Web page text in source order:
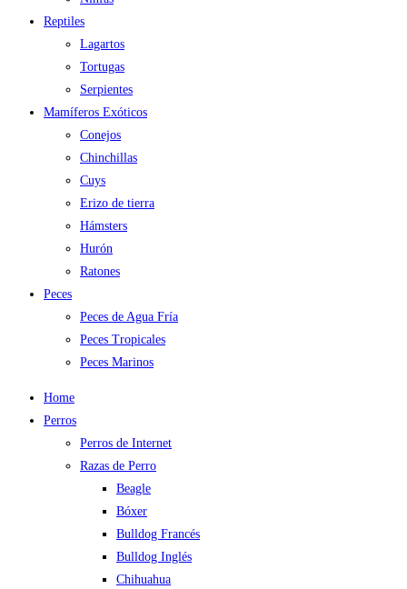
Reptiles
Lagartos
Tortugas
Serpientes
Mamíferos Exóticos
Conejos
Chinchillas
Cuys
Erizo de tierra
Hámsters
Hurón
Ratones
Peces
Peces de Agua Fría
Peces Tropicales
Peces Marinos
Home
Perros
Perros de Internet
Razas de Perro
Beagle
Bóxer
Bulldog Francés
Bulldog Inglés
Chihuahua